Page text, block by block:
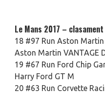
Le Mans 2017 – clasament
18 #97 Run Aston
Aston Martin VANTAGE
19 #67 Run Ford Chip
Harry Ford GT M
20 #63 Run Corvette